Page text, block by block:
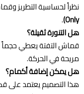
نظراً لحساسية التطريز
Only)
.
هل التنورة ثقيلة؟
قماش التفتة يعطي حجماً
مريحة في الحركة.
هل يمكن إضافة أكمام؟
هذا التصميم يعتمد على